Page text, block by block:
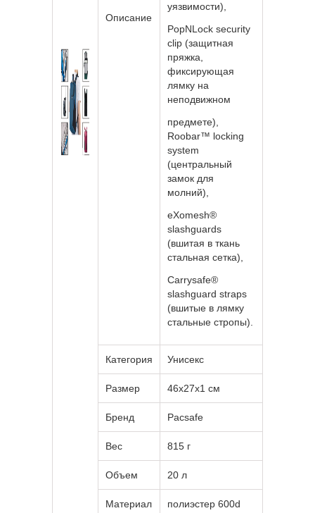
Описание
уязвимости),
PopNLock security
clip (защитная
пряжка,
фиксирующая
лямку на
неподвижном
предмете),
Roobar™ locking
system
(центральный
замок для
молний),
eXomesh®
slashguards
(вшитая в ткань
стальная сетка),
Carrysafe®
slashguard straps
(вшитые в лямку
стальные стропы).
Категория Унисекс
Размер 46х27х1 см
Бренд Pacsafe
Вес 815 г
Объем 20 л
Материал полиэстер 600d